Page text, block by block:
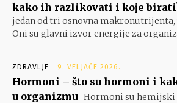
kako ih razlikovati i koje
jedan od tri osnovna
Oni su glavni izvor energije za
ZDRAVLJE 9. VELJAČE 2026.
Hormoni – što su hormoni i
u organizmu Hormoni su